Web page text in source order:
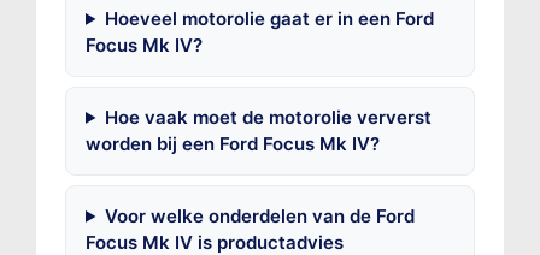
Hoeveel motorolie gaat er in een Ford
Focus Mk IV?
Hoe vaak moet de motorolie ververst
worden bij een Ford Focus Mk IV?
Voor welke onderdelen van de Ford
Focus Mk IV is productadvies